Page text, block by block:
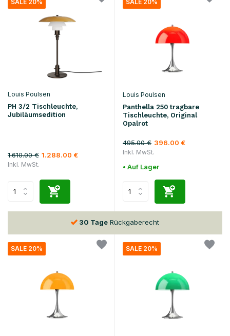
SALE 20%
Louis Poulsen
PH 3/2 Tischleuchte,
Jubiläumsedition
1.610.00 € 1.288.00 €
Inkl. MwSt.
SALE 20%
Louis Poulsen
Panthella 250 tragbare
Tischleuchte, Original
Opalrot
495.00 € 396.00 €
Inkl. MwSt.
• Auf Lager
Rückgaberecht
SALE 20% SALE 20%